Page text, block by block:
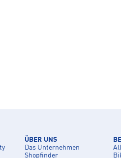
ÜBER UNS
Das Unternehmen
Shopfinder